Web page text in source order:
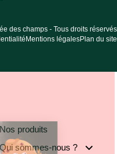
des champs - Tous droits réservés
Mentions légalesPlan du site
Nos produits
Qui sommes-nous ?